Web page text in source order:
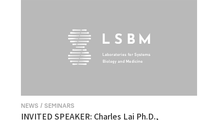
NEWS / SEMINARS
INVITED SPEAKER: Charles Lai Ph.D.,